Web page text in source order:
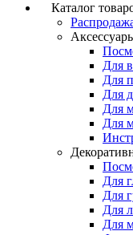
Каталог
Для
Для
Для
Для
Для
Для
Для
Для
Для